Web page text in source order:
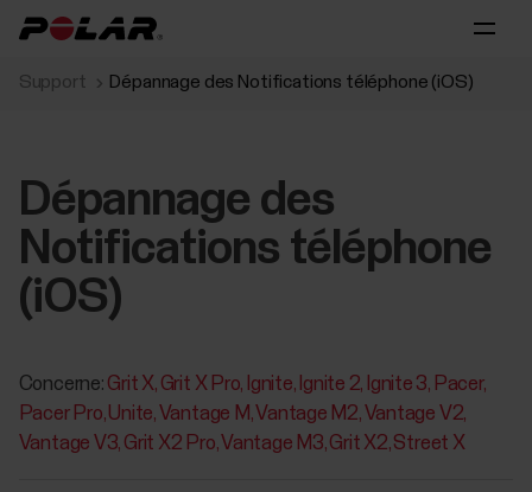
Support Dépannage des Notifications téléphone (iOS)
Dépannage des
Notifications téléphone
(iOS)
Concerne: Grit X Grit X Pro Ignite Ignite 2 Ignite 3 Pacer
Pacer Pro Unite Vantage M Vantage M2 Vantage V2
Vantage V3 Grit X2 Pro Vantage M3 Grit X2 Street X